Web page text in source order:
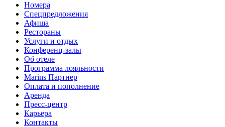
Номера
Спецпредложения
Афиша
Рестораны
Услуги и отдых
Конференц-залы
Об отеле
Программа лояльности
Marins Партнер
Оплата и пополнение
Аренда
Пресс-центр
Карьера
Контакты